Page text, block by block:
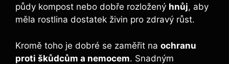
půdy kompost nebo dobře rozložený hnůj, aby
měla rostlina dostatek živin pro zdravý růst.
Kromě toho je dobré se zaměřit na ochranu
proti škůdcům a nemocem. Snadným